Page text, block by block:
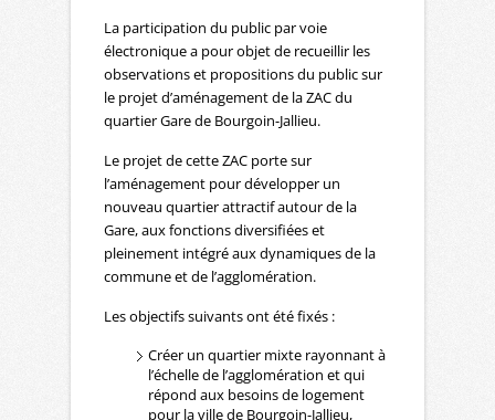
La participation du public par voie
électronique a pour objet de recueillir les
observations et propositions du public sur
le projet d’aménagement de la ZAC du
quartier Gare de Bourgoin-Jallieu.
Le projet de cette ZAC porte sur
l’aménagement pour développer un
nouveau quartier attractif autour de la
Gare, aux fonctions diversifiées et
pleinement intégré aux dynamiques de la
commune et de l’agglomération.
Les objectifs suivants ont été fixés :
Créer un quartier mixte rayonnant à
l’échelle de l’agglomération et qui
répond aux besoins de logement
pour la ville de Bourgoin-Jallieu,